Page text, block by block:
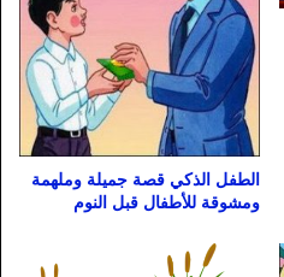
الطفل الذكي قصة جميلة وملهمة
ومشوقة للأطفال قبل النوم